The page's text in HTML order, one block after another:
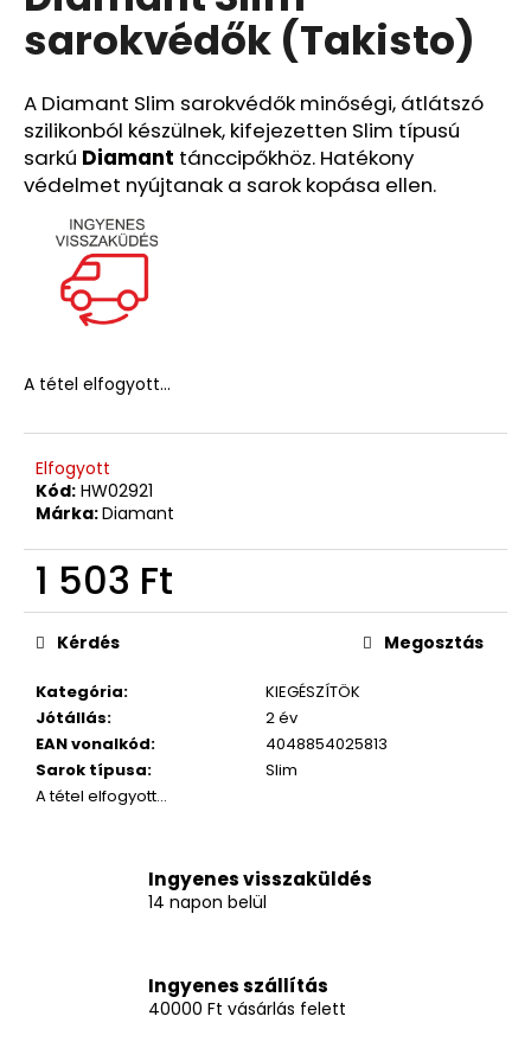
ből
csillag.
sarokvédők (Takisto)
A Diamant Slim sarokvédők minőségi, átlátszó
szilikonból készülnek, kifejezetten Slim típusú
sarkú Diamant tánccipőkhöz. Hatékony
védelmet nyújtanak a sarok kopása ellen.
A tétel elfogyott…
Elfogyott
Kód: HW02921
Márka:Diamant
1 503 Ft
Egységár:
Kategória:
KIEGÉSZÍTÖK
Jótállás:
2 év
EAN vonalkód:
4048854025813
Sarok típusa:
Slim
A tétel elfogyott…
Kérdés Megosztás
Ingyenes visszaküldés
14 napon belül
Ingyenes szállítás
40000 Ft vásárlás felett
j
á
n
l
j